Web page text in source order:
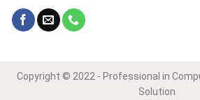
Copyright © 2022 - Professional in
Solution